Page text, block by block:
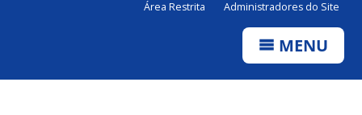
Área Restrita Administradores do Site
MENU